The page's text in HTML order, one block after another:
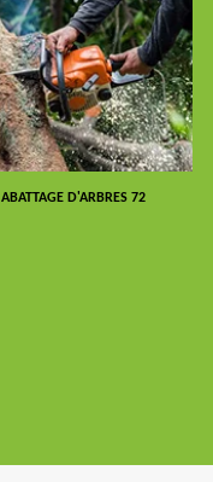
ABATTAGE D'ARBRES 72